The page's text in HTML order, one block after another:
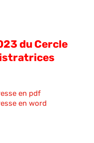
du Cercle
en pdf
en word